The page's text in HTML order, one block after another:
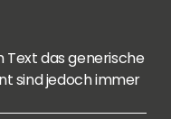
Text das generische
sind jedoch immer